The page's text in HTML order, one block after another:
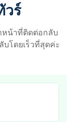
วร์
หน้าที่ติดต่อกลับ
โดยเร็วที่สุดค่ะ